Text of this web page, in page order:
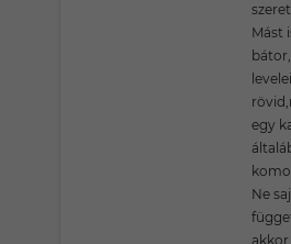
Mást
egy
Ne